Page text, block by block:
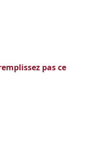
pas ce